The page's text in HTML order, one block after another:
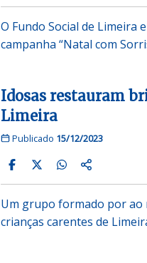
O Fundo Social de Limeira
campanha “Natal com
Idosas restauram
Limeira
Publicado 15/12/2023
Um grupo formado por ao
crianças carentes de